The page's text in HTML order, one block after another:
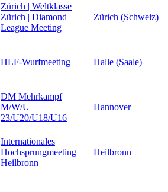
Zürich | Weltklasse
Zürich | Diamond
League Meeting
Zürich (Schweiz)
HLF-Wurfmeeting Halle (Saale)
DM Mehrkampf
M/W/U
23/U20/U18/U16
Hannover
Internationales
Hochsprungmeeting
Heilbronn
Heilbronn